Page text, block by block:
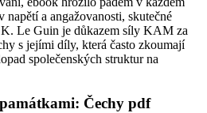
a angažovanosti, skutečné
Le Guin je důkazem síly KAM za
s jejími díly, která často zkoumají
společenských struktur na
Čechy pdf